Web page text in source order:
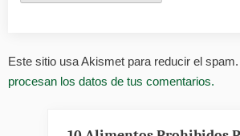
Este sitio usa Akismet para reducir el spam.
procesan los datos de tus comentarios.